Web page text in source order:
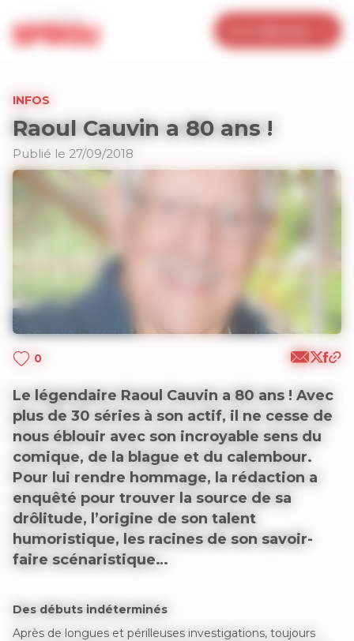
INFOS
Raoul Cauvin a 80 ans !
Publié le 27/09/2018
0
Le légendaire Raoul Cauvin a 80 ans ! Avec
plus de 30 séries à son actif, il ne cesse de
nous éblouir avec son incroyable sens du
comique, de la blague et du calembour.
Pour lui rendre hommage, la rédaction a
enquêté pour trouver la source de sa
drôlitude, l’origine de son talent
humoristique, les racines de son savoir-
faire scénaristique…
Des débuts indéterminés
Après de longues et périlleuses investigations, toujours